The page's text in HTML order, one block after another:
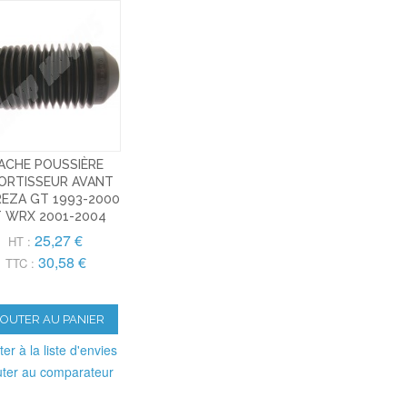
POUSSIÈRE
AVANT
GT 1993-2000
WRX 2001-2004
HT : 25,27 €
TTC : 30,58 €
AU PANIER
à la liste d'envies
au comparateur